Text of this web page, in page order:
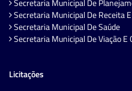
Secretaria Municipal De
Secretaria Municipal De Receita
Secretaria Municipal De Saúde
Secretaria Municipal De Viação E
Licitações